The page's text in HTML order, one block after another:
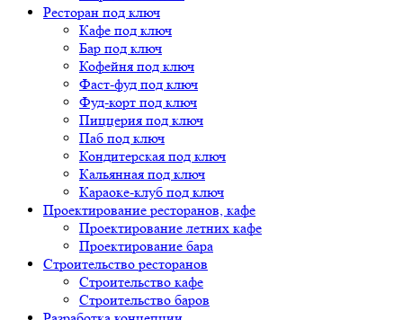
Ресторан под ключ
Кафе под ключ
Бар под ключ
Кофейня под ключ
Фаст-фуд под ключ
Фуд-корт под ключ
Пиццерия под ключ
Паб под ключ
Кондитерская под ключ
Кальянная под ключ
Караоке-клуб под ключ
Проектирование ресторанов, кафе
Проектирование летних кафе
Проектирование бара
Строительство ресторанов
Строительство кафе
Строительство баров